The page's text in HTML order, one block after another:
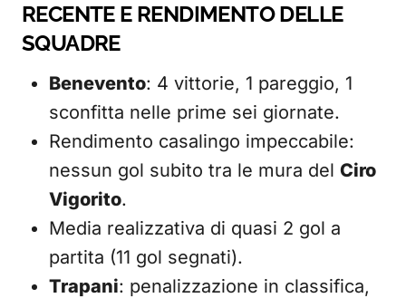
RECENTE E RENDIMENTO DELLE
SQUADRE
Benevento: 4 vittorie, 1 pareggio, 1
sconfitta nelle prime sei giornate.
Rendimento casalingo impeccabile:
nessun gol subito tra le mura del Ciro
Vigorito.
Media realizzativa di quasi 2 gol a
partita (11 gol segnati).
Trapani: penalizzazione in classifica,